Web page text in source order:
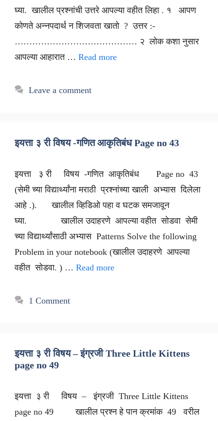
घ्या. खालील प्रश्नांची उत्तरे आपल्या वहीत लिहा . १ आपण
कोणते अन्नपदार्थ न शिजवता खातो ? उत्तर :-
…………………………………… २ लोक कशा नुसार
आपल्या आहारात … Read more
Leave a comment
इयत्ता ३ री विषय -गणित आकृतिबंध Page no 43
इयत्ता ३ री विषय -गणित आकृतिबंध Page no 43
(सेमी च्या विद्यार्थ्यांना मराठी प्रश्नांच्या खाली अभ्यास दिलेला
आहे .). खालील व्हिडिओ पहा व घटक समजावून
घ्या. खालील उदाहरणे आपल्या वहीत सोडवा सेमी
च्या विद्यार्थ्यांसाठी अभ्यास Patterns Solve the following
Problem in your notebook (खालील उदाहरणे आपल्या
वहीत सोडवा. ) … Read more
1 Comment
इयत्ता ३ री विषय – इंग्रजी Three Little Kittens
page no 49
इयत्ता ३ री विषय – इंग्रजी Three Little Kittens
page no 49 खालील प्रश्न हे पान क्रमांक 49 वरील